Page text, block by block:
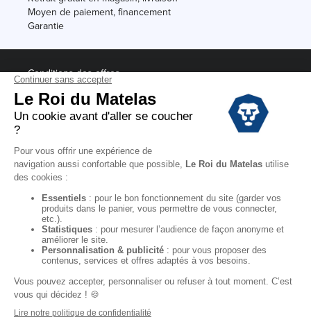
Moyen de paiement, financement
Garantie
Conditions des offres
Black Friday
Destockage
Soldes
Conditions Générales de vente magasin
Conditions Générales de vente internet
Mentions Légales
Données personnelles
Codes promo Le Roi du Matelas
Copyright © 2022. All rights reserved.